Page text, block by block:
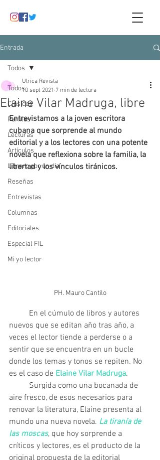
Entrada
Todos
Clásicos
Perfiles
Lecturas
Artículos
Librero por un día
Reseñas
Entrevistas
Columnas
Editoriales
Especial FIL
Mi yo lector
Todos
Elaine Vilar Madruga, libre
Ulrica Revista
10 sept 2021 7 min de lectura
Entrevistamos a la joven escritora
cubana que sorprende al mundo
editorial y a los lectores con una potente
novela que reflexiona sobre la familia, la
libertad y los vínculos tiránicos.
PH. Mauro Cantilo
nuevos que se editan año tras año, a
veces el lector tiende a perderse o a
sentir que se encuentra en un bucle
donde los temas y tonos se repiten. No
es el caso de Elaine Vilar Madruga.
aire fresco, de esos necesarios para
renovar la literatura, Elaine presenta al
mundo una nueva novela. La tiranía de
las moscas, que hoy sorprende a
críticos y lectores, es el producto de la